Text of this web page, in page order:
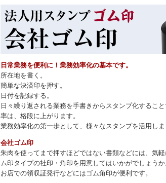
日常業務を便利に！業務効率化の基本です。
所在地を書く。
簡単な決済印を押す。
日付を記録する。
日々繰り返される業務を手書きからスタンプ化するこ
率は、格段に上がります。
業務効率化の第一歩として、様々なスタンプを活用しま
会社ゴム印
朱肉を使ってまで押すほどではない書類などには、気
ム印タイプの社印・角印を用意してはいかがでしょうか
お店での領収証発行などにはゴム角印が便利です。